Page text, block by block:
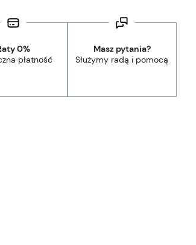
0%
płatność
Masz pytania?
Służymy radą i pomocą
Wysyłka w: 3-5 tygodni